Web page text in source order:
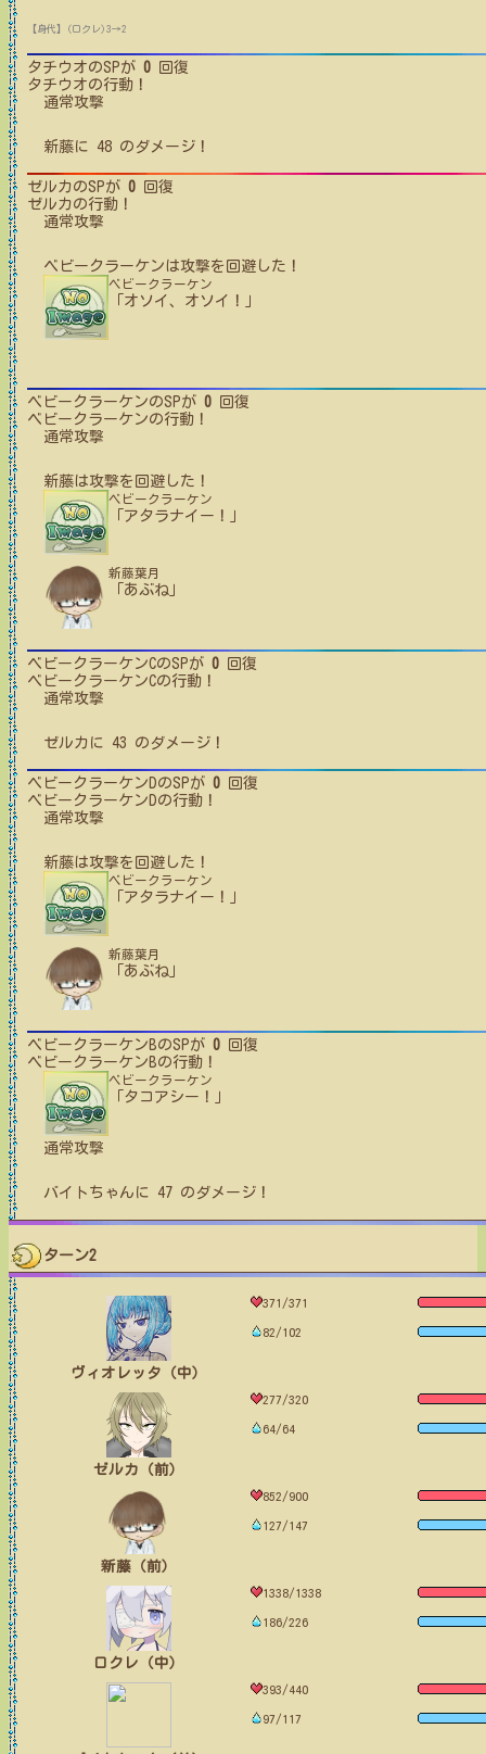
【身代】(ロクレ)3→2
タチウオのSPが 0 回復
タチウオの行動！
通常攻撃
新藤に 48 のダメージ！
ゼルカのSPが 0 回復
ゼルカの行動！
通常攻撃
ベビークラーケンは攻撃を回避した！
ベビークラーケン
「オソイ、オソイ！」
ベビークラーケンのSPが 0 回復
ベビークラーケンの行動！
通常攻撃
新藤は攻撃を回避した！
ベビークラーケン
「アタラナイー！」
新藤葉月
「あぶね」
ベビークラーケンCのSPが 0 回復
ベビークラーケンCの行動！
通常攻撃
ゼルカ に 43 のダメージ！
ベビークラーケンDのSPが 0 回復
ベビークラーケンDの行動！
通常攻撃
新藤は攻撃を回避した！
ベビークラーケン
「アタラナイー！」
新藤葉月
「あぶね」
ベビークラーケンBのSPが 0 回復
ベビークラーケンBの行動！
ベビークラーケン
「タコアシー！」
通常攻撃
バイトちゃん に 47 のダメージ！
ターン2
ヴィオレッタ（中）
371/371
82/102
ゼルカ（前）
277/320
64/64
新藤（前）
852/900
127/147
ロクレ（中）
1338/1338
186/226
393/440
97/117